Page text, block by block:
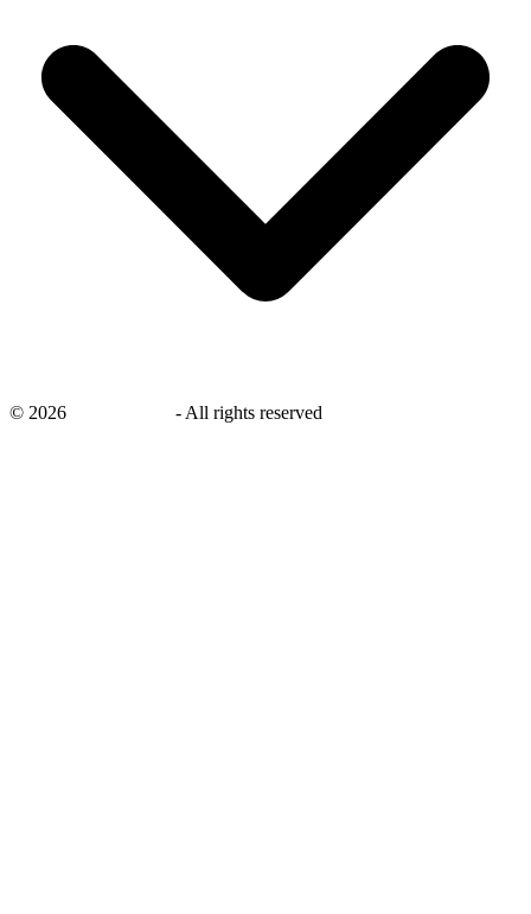
© 2026 - All rights reserved